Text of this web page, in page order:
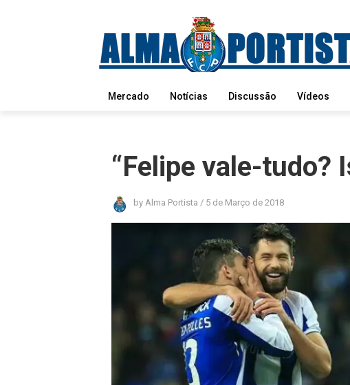
Mercado Notícias Discussão Vídeos
“Felipe vale-tudo?
by Alma Portista / 5 de Março de 2018